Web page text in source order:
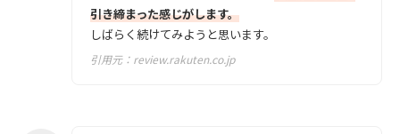
引き締まった感じがします。
しばらく続けてみようと思います。
引用元： review.rakuten.co.jp